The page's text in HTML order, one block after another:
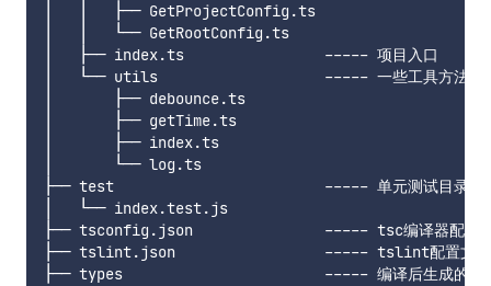
│   │   ├── GetProjectConfig.ts
│   │   └── GetRootConfig.ts
│   ├── index.ts                ----- 项目入口
│   └── utils                   ----- 一些工具方法
│       ├── debounce.ts
│       ├── getTime.ts
│       ├── index.ts
│       └── log.ts
├── test                        ----- 单元测试目录
│   └── index.test.js
├── tsconfig.json               ----- tsc编译器配置
├── tslint.json                 ----- tslint配置文件
├── types                       ----- 编译后生成的类